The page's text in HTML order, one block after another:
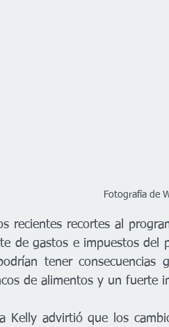
Fotografía de
recientes recortes al
de gastos e impuestos del
tener consecuencias
de alimentos y un fuerte
Kelly advirtió que los